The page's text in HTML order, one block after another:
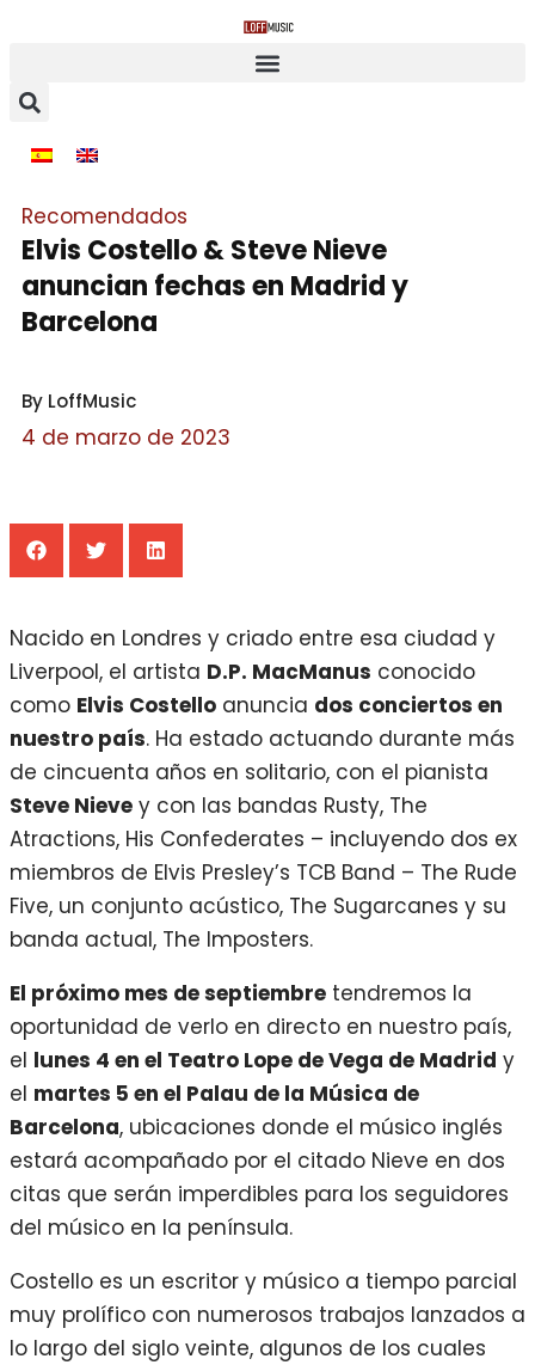
Recomendados
Elvis Costello & Steve Nieve
anuncian fechas en Madrid y
Barcelona
By LoffMusic
4 de marzo de 2023
Nacido en Londres y criado entre esa ciudad y
Liverpool, el artista D.P. MacManus conocido
como Elvis Costello anuncia dos conciertos en
nuestro país. Ha estado actuando durante más
de cincuenta años en solitario, con el pianista
Steve Nieve y con las bandas Rusty, The
Atractions, His Confederates – incluyendo dos ex
miembros de Elvis Presley’s TCB Band – The Rude
Five, un conjunto acústico, The Sugarcanes y su
banda actual, The Imposters.
El próximo mes de septiembre tendremos la
oportunidad de verlo en directo en nuestro país,
el lunes 4 en el Teatro Lope de Vega de Madrid y
el martes 5 en el Palau de la Música de
Barcelona, ubicaciones donde el músico inglés
estará acompañado por el citado Nieve en dos
citas que serán imperdibles para los seguidores
del músico en la península.
Costello es un escritor y músico a tiempo parcial
muy prolífico con numerosos trabajos lanzados a
lo largo del siglo veinte, algunos de los cuales